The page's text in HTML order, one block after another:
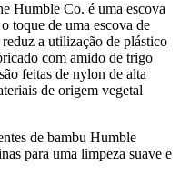
Humble Co. é uma escova
toque de uma escova de
a utilização de plástico
com amido de trigo
feitas de nylon de alta
de origem vegetal
de bambu Humble
para uma limpeza suave e